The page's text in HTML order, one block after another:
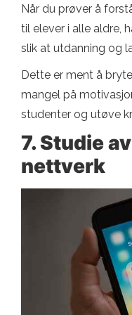
Når du prøver å
til elever i alle aldre,
slik at utdanning og
Dette er ment å
mangel på
studenter og utøve
7. Studie
nettverk